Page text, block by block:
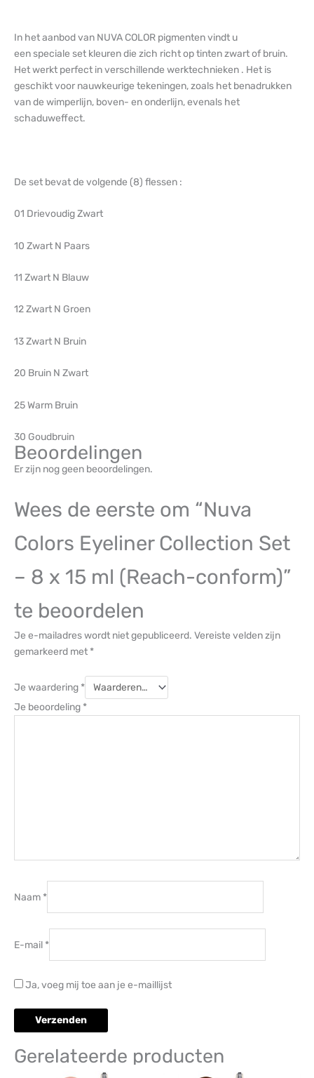
In het aanbod van NUVA COLOR pigmenten vindt u
een speciale set kleuren die zich richt op tinten zwart of bruin.
Het werkt perfect in verschillende werktechnieken . Het is
geschikt voor nauwkeurige tekeningen, zoals het benadrukken
van de wimperlijn, boven- en onderlijn, evenals het
schaduweffect.
De set bevat de volgende (8) flessen :
01 Drievoudig Zwart
10 Zwart N Paars
11 Zwart N Blauw
12 Zwart N Groen
13 Zwart N Bruin
20 Bruin N Zwart
25 Warm Bruin
30 Goudbruin​
Beoordelingen
Er zijn nog geen beoordelingen.
Wees de eerste om “Nuva
Colors Eyeliner Collection Set
– 8 x 15 ml (Reach-conform)”
te beoordelen
Je e-mailadres wordt niet gepubliceerd. Vereiste velden zijn
gemarkeerd met *
Je waardering *
Je beoordeling *
Naam *
E-mail *
Ja, voeg mij toe aan je e-maillijst
Gerelateerde producten